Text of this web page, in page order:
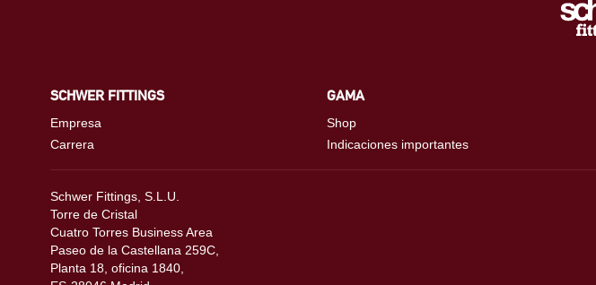
SCHWER FITTINGS
Empresa
Carrera
GAMA
Shop
Indicaciones importantes
Schwer Fittings, S.L.U.
Torre de Cristal
Cuatro Torres Business Area
Paseo de la Castellana 259C,
Planta 18, oficina 1840,